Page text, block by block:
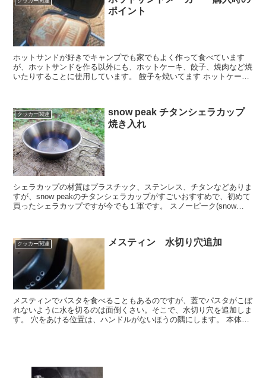
ポイント
ホットサンドが好きでキャンプでも家でもよく作って食べています
が、ホットサンドを作る以外にも、ホットケーキ、餃子、焼肉など焼
いたりすることに使用しています。 餃子を焼いてます ホットケーキ
クッカー関連
snow peak チタンシェラカップ
焼き入れ
シェラカップの材質はプラスチック、ステンレス、チタンなどありま
すが、snow peakのチタンシェラカップがすごいおすすめで、初めて
買ったシェラカップですが今でも１軍です。 スノーピーク(snow
クッカー関連 メスティン 水切り穴追加
メスティンでパスタを食べることもあるのですが、蓋でパスタがこぼ
れないように水を切るのは面倒くさい。そこで、水切り穴を追加しま
す。 穴をあける位置は、ハンドルがないほうの隅にします。 本体と